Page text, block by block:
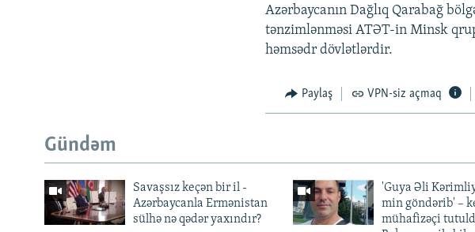
Azərbaycanın Dağlıq Qarabağ
tənzimlənməsi ATƏT-in Minsk
həmsədr dövlətlərdir.
Paylaş VPN-siz açmaq
Gündəm
Savaşsız keçən bir il -
Azərbaycanla Ermənistan
sülhə nə qədər yaxındır?
'Guya Əli
min göndərib' –
mühafizəçi